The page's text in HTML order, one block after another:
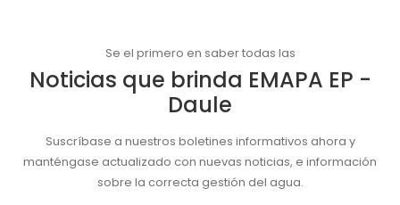
Se el primero en saber todas las
Noticias que brinda EMAPA EP -
Daule
Suscríbase a nuestros boletines informativos ahora y
manténgase actualizado con nuevas noticias, e información
sobre la correcta gestión del agua.